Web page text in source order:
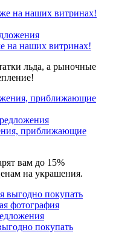
на наших витринах!
льда, а рыночные
приближающие
вам до 15%
на украшения.
покупать